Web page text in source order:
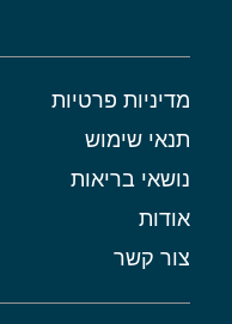
מדיניות פרטיות
תנאי שימוש
נושאי בריאות
אודות
צור קשר